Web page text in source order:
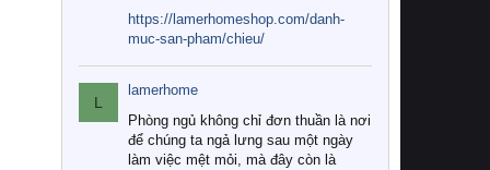
https://lamerhomeshop.com/danh-
muc-san-pham/chieu/
L
lamerhome
Phòng ngủ không chỉ đơn thuần là nơi
để chúng ta ngả lưng sau một ngày
làm việc mệt mỏi, mà đây còn là